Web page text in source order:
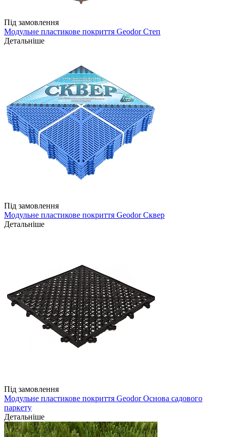
Під замовлення
Модульне пластикове покриття Geodor Степ
Детальніше
Під замовлення
Модульне пластикове покриття Geodor Сквер
Детальніше
Під замовлення
Модульне пластикове покриття Geodor Основа садового
паркету
Детальніше